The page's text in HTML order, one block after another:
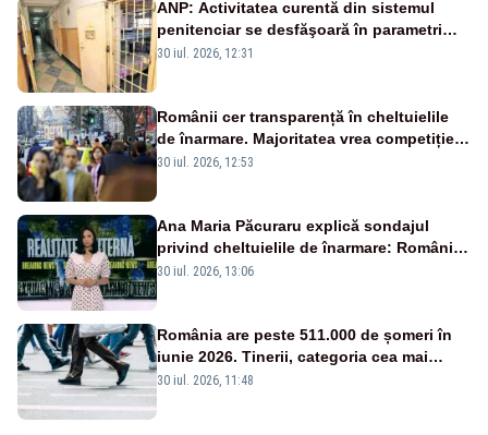
ANP: Activitatea curentă din sistemul
penitenciar se desfăşoară în parametri
normali
30 iul. 2026, 12:31
Românii cer transparență în cheltuielile
de înarmare. Majoritatea vrea competiție
reală și industrie locală – SONDAJ
30 iul. 2026, 12:53
Ana Maria Păcuraru explică sondajul
privind cheltuielile de înarmare: Românii
cer transparență în achiziții și un echilibru
30 iul. 2026, 13:06
România are peste 511.000 de șomeri în
iunie 2026. Tinerii, categoria cea mai
afectată
30 iul. 2026, 11:48